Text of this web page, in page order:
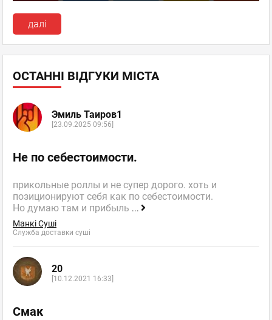
далі
ОСТАННІ ВІДГУКИ МІСТА
Эмиль Таиров1
[23.09.2025 09:56]
Не по себестоимости.
прикольные роллы и не супер дорого. хоть и
позиционируют себя как по себестоимости.
Но думаю там и прибыль ...
Манкі Суші
Служба доставки суші
20
[10.12.2021 16:33]
Смак